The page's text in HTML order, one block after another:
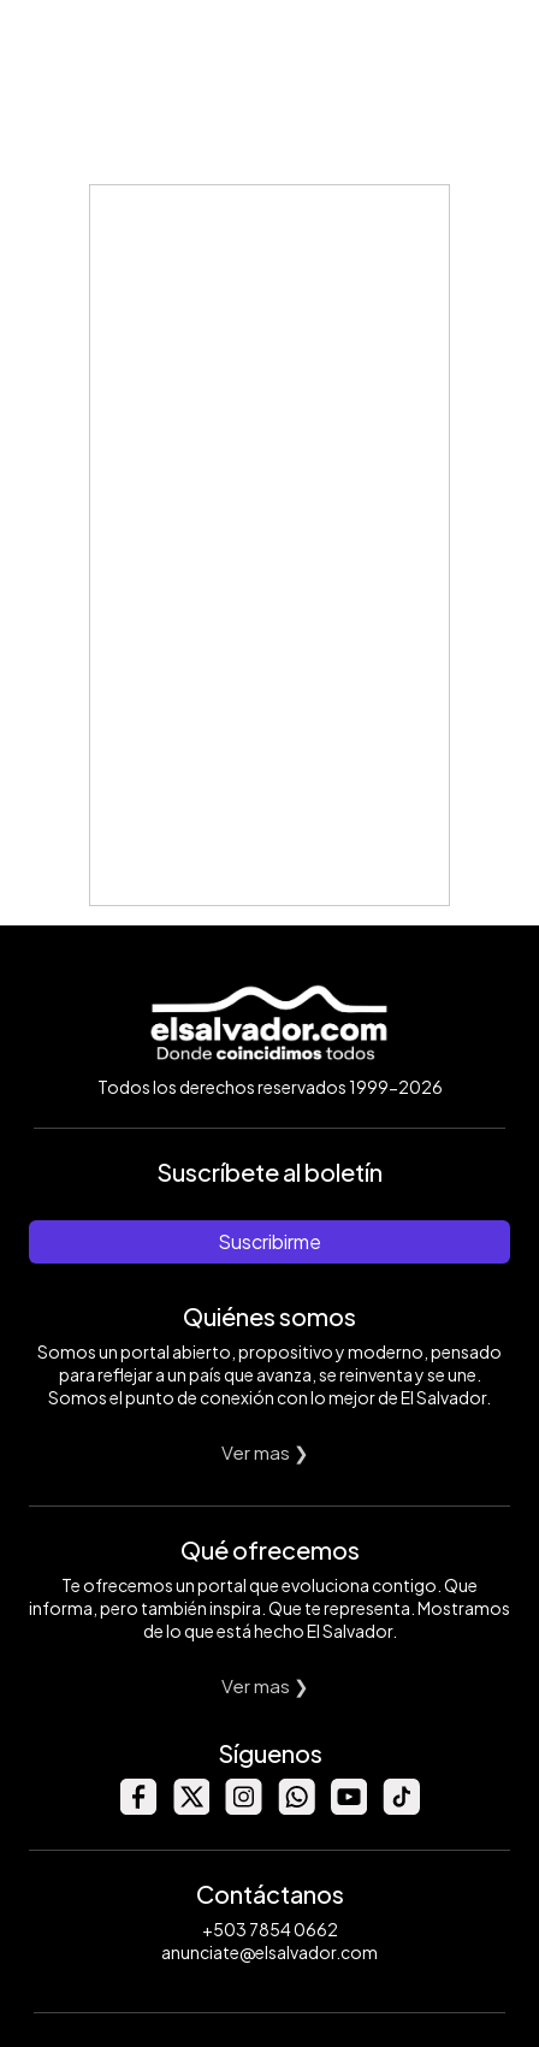
Todos los derechos reservados 1999-2026
Suscríbete al boletín
Suscribirme
Quiénes somos
Somos un portal abierto, propositivo y moderno, pensado
para reflejar a un país que avanza, se reinventa y se une.
Somos el punto de conexión con lo mejor de El Salvador.
Ver mas ❯
Qué ofrecemos
Te ofrecemos un portal que evoluciona contigo. Que
informa, pero también inspira. Que te representa. Mostramos
de lo que está hecho El Salvador.
Ver mas ❯
Síguenos
Contáctanos
+503 7854 0662
anunciate@elsalvador.com